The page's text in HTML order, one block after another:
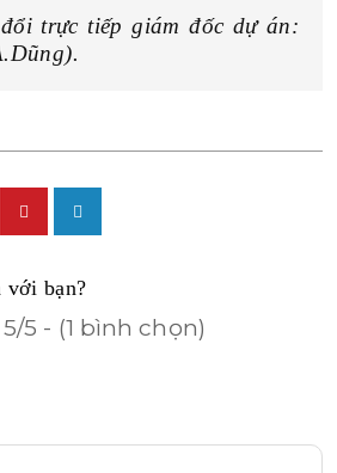
trực tiếp giám đốc dự án:
với bạn?
5/5 - (1 bình chọn)